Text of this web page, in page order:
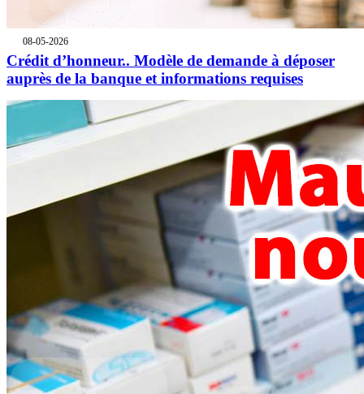
08-05-2026
Crédit d’honneur.. Modèle de demande à déposer
auprès de la banque et informations requises